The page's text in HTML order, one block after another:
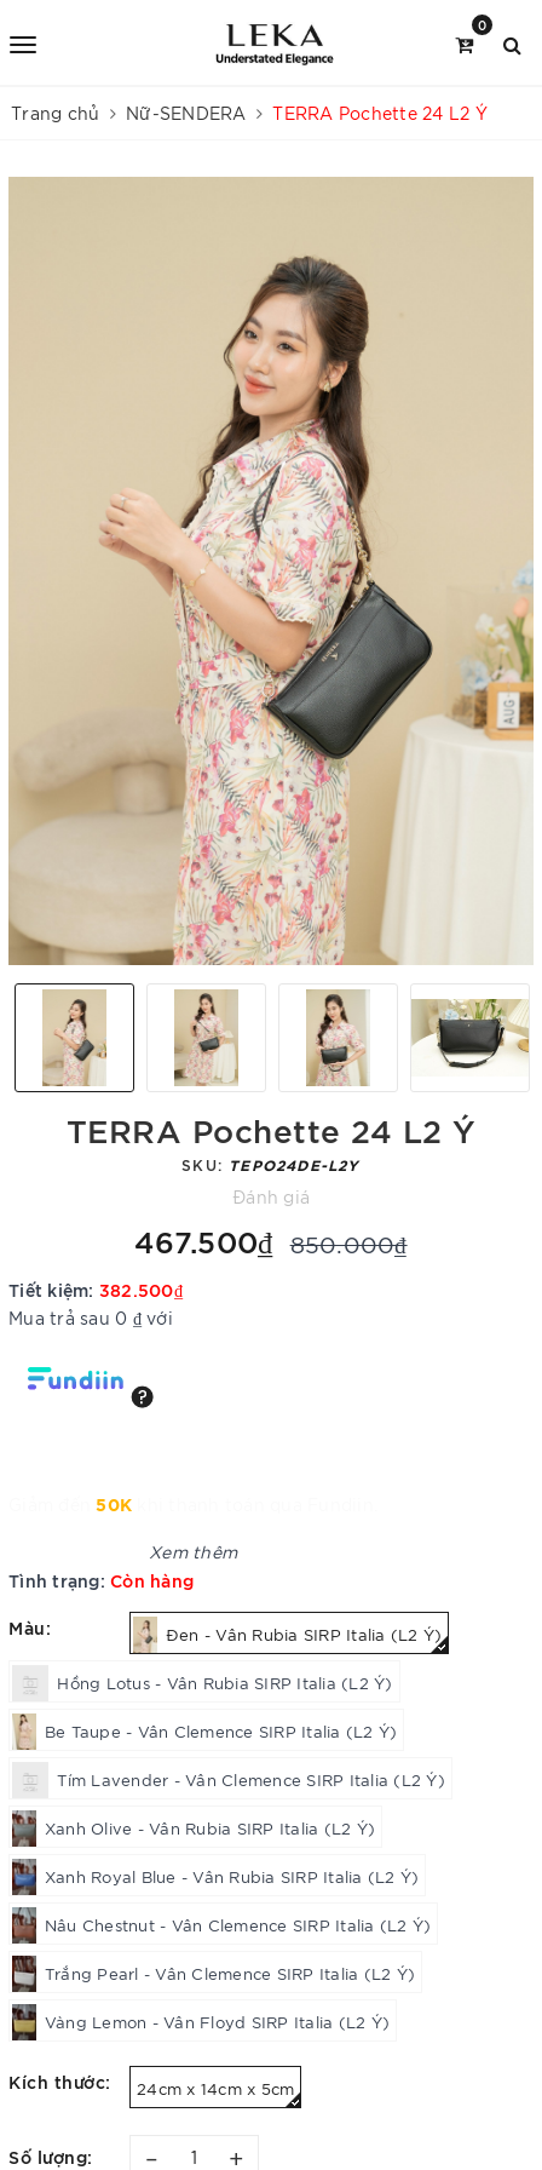
0
Trang chủ Nữ-SENDERA TERRA Pochette 24 L2 Ý
TERRA Pochette 24 L2 Ý
SKU: TEPO24DE-L2Y
Đánh giá
467.500₫ 850.000₫
Tiết kiệm: 382.500₫
Mua trả sau 0 ₫ với
50K
Xem thêm
Tình trạng: Còn hàng
Màu: Đen - Vân Rubia SIRP Italia (L2 Ý)
Hồng Lotus - Vân Rubia SIRP Italia (L2 Ý)
Be Taupe - Vân Clemence SIRP Italia (L2 Ý)
Tím Lavender - Vân Clemence SIRP Italia (L2 Ý)
Xanh Olive - Vân Rubia SIRP Italia (L2 Ý)
Xanh Royal Blue - Vân Rubia SIRP Italia (L2 Ý)
Nâu Chestnut - Vân Clemence SIRP Italia (L2 Ý)
Trắng Pearl - Vân Clemence SIRP Italia (L2 Ý)
Vàng Lemon - Vân Floyd SIRP Italia (L2 Ý)
Kích thước: 24cm x 14cm x 5cm
Số lượng: – +